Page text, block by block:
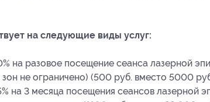
на следующие виды услуг:
на разовое посещение сеанса лазерной
зон не ограничено) (500 руб. вместо 5000
на 3 месяца посещения сеансов лазерной